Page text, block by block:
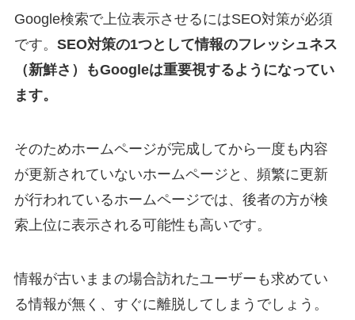
Google検索で上位表示させるにはSEO対策が必須
です。 SEO対策の1つとして情報のフレッシュネス
（新鮮さ）もGoogleは重要視するようになってい
ます。
そのためホームページが完成してから一度も内容
が更新されていないホームページと、頻繁に更新
が行われているホームページでは、後者の方が検
索上位に表示される可能性も高いです。
情報が古いままの場合訪れたユーザーも求めてい
る情報が無く、すぐに離脱してしまうでしょう。